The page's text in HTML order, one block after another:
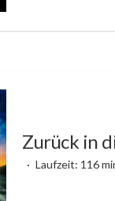
Zurück in
Laufzeit: 116